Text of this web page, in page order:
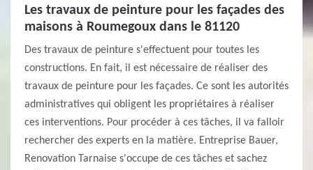
Les travaux de peinture pour les façades des
maisons à Roumegoux dans le 81120
Des travaux de peinture s'effectuent pour toutes les
constructions. En fait, il est nécessaire de réaliser des
travaux de peinture pour les façades. Ce sont les autorités
administratives qui obligent les propriétaires à réaliser
ces interventions. Pour procéder à ces tâches, il va falloir
rechercher des experts en la matière. Entreprise Bauer,
Renovation Tarnaise s'occupe de ces tâches et sachez